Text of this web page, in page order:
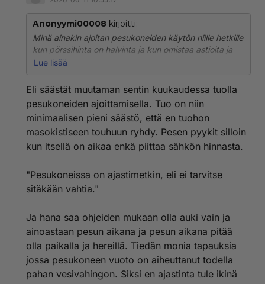
Anonyymi00008 kirjoitti:
Minä ainakin ajoitan pesukoneiden käytön niille hetkille
kun pörssihinta on halvinta ja kun omistaa astioita ja
vaatteita riittävästi, niin pesuja voi siirtää päivillä
päivittäin ja useat joka tuntitolkulla, niin sen hinnan
Pesukoneissa on ajastimetkin, eli ei tarvitse sitäkään
vahtia.
Jos ei välitä rahankulusta noin tarkasti, niin eipä noin
tarvitse toimia, mutta sehän tässä onkin outoa kun
hankala ja bensa on kätevää, väliä?
Lue lisää
Eli säästät muutaman sentin kuukaudessa tuolla
pesukoneiden ajoittamisella. Tuo on niin
minimaalisen pieni säästö, että en tuohon
masokistiseen touhuun ryhdy. Pesen pyykit silloin
kun itsellä on aikaa enkä piittaa sähkön hinnasta.
"Pesukoneissa on ajastimetkin, eli ei tarvitse
sitäkään vahtia."
Ja hana saa ohjeiden mukaan olla auki vain ja
ainoastaan pesun aikana ja pesun aikana pitää
olla paikalla ja hereillä. Tiedän monia tapauksia
jossa pesukoneen vuoto on aiheuttanut todella
pahan vesivahingon. Siksi en ajastinta tule ikinä